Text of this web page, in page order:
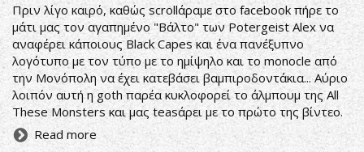
Πριν λίγο καιρό, καθώς scrollάραμε στο facebook πήρε το
μάτι μας τον αγαπημένο "Βάλτο" των Potergeist Alex να
αναφέρει κάποιους Black Capes και ένα πανέξυπνο
λογότυπο με τον τύπο με το ημίψηλο και το monocle από
την Μονόπολη να έχει κατεβάσει βαμπιροδοντάκια... Αύριο
λοιπόν αυτή η goth παρέα κυκλοφορεί το άλμπουμ της All
These Monsters και μας teasάρει με το πρώτο της βίντεο.
Read more